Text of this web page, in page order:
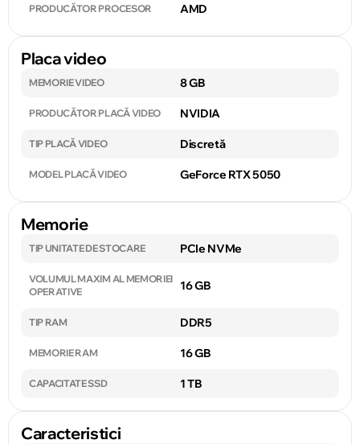
PRODUCĂTOR PROCESOR AMD
Placa video
MEMORIE VIDEO 8 GB
PRODUCĂTOR PLACĂ VIDEO NVIDIA
TIP PLACĂ VIDEO Discretă
MODEL PLACĂ VIDEO GeForce RTX 5050
Memorie
TIP UNITATE DE STOCARE PCIe NVMe
VOLUMUL MAXIM AL MEMORIEI
OPERATIVE
16 GB
TIP RAM DDR5
MEMORIE RAM 16 GB
CAPACITATE SSD 1 TB
Caracteristici